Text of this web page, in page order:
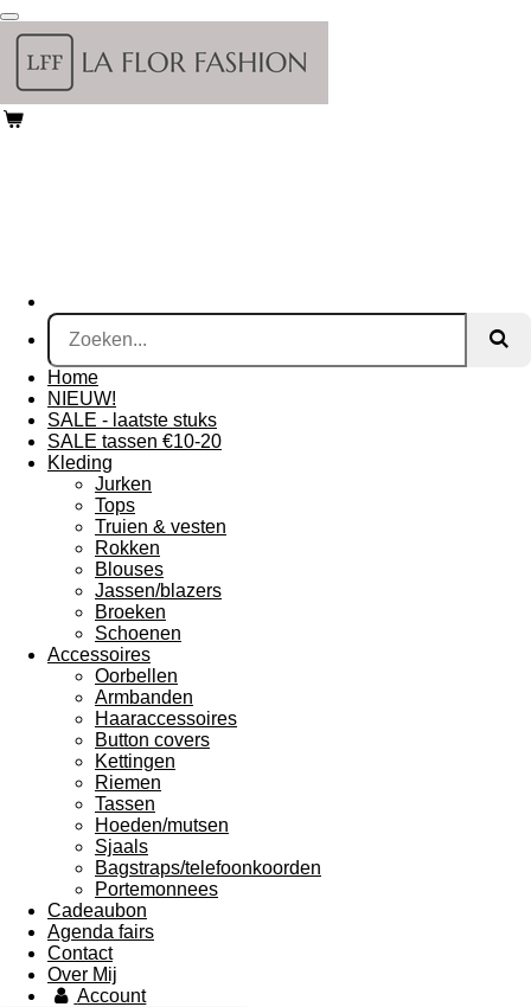
Ga
direct
naar
de
hoofdinhoud
Home
NIEUW!
SALE - laatste stuks
SALE tassen €10-20
Kleding
Jurken
Tops
Truien & vesten
Rokken
Blouses
Jassen/blazers
Broeken
Schoenen
Accessoires
Oorbellen
Armbanden
Haaraccessoires
Button covers
Kettingen
Riemen
Tassen
Hoeden/mutsen
Sjaals
Bagstraps/telefoonkoorden
Portemonnees
Cadeaubon
Agenda fairs
Contact
Over Mij
Account